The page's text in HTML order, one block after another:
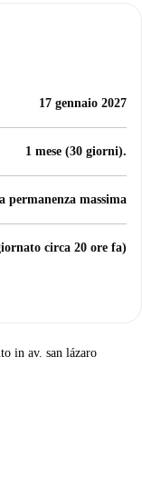
17 gennaio 2027
1 mese (30 giorni).
permanenza massima
circa 20 ore fa)
in av. san lázaro